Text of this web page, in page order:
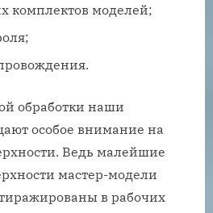
комплектов моделей;
обработки наши
особое внимание на
Ведь малейшие
мастер-модели
в рабочих